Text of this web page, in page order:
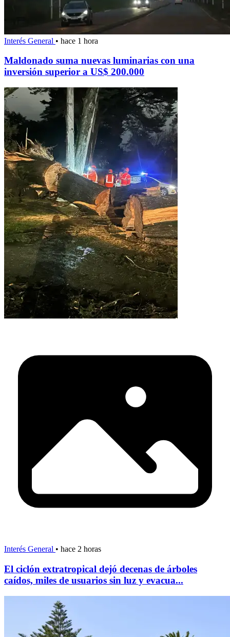
Interés General • hace 1 hora
Maldonado suma nuevas luminarias con una
inversión superior a US$ 200.000
Interés General • hace 2 horas
El ciclón extratropical dejó decenas de árboles
caídos, miles de usuarios sin luz y evacua...